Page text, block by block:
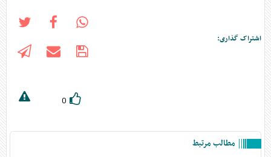
اشتراک گذاری:
0
مطالب مرتبط